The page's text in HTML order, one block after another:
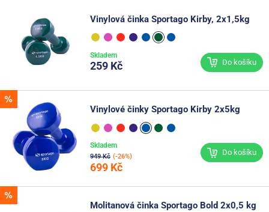
Vinylová činka Sportago Kirby, 2x1,5kg
259 Kč
Skladem
Do košíku
Vinylové činky Sportago Kirby 2x5kg
949 Kč (-26%)
699 Kč
Skladem
Do košíku
Molitanová činka Sportago Bold 2x0,5 kg